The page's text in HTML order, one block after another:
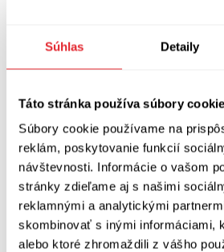
Súhlas Detaily
Táto stránka používa súbory
Súbory cookie používame na
reklám, poskytovanie funkcií
návštevnosti. Informácie o vašom
stránky zdieľame aj s našimi
reklamnými a analytickými
skombinovať s inými informáciami,
alebo ktoré zhromaždili z vášho
nichž každá má jinou
kdo v knize promlouvají, se
umění by mělo probouzet
luxusu. V Semináři je to
životní styl a povolání. V
umění fetišem a koníčkem –
liší od aukce. V Ceně je
lákadlem, novinovým
umělcovy hodnoty. V